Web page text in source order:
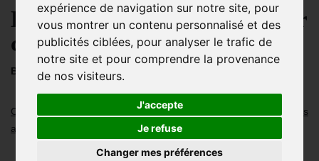
expérience de navigation sur notre site, pour
vous montrer un contenu personnalisé et des
publicités ciblées, pour analyser le trafic de
notre site et pour comprendre la provenance
de nos visiteurs.
J'accepte
Je refuse
Changer mes préférences
Label-Broderie fournisseur
comité d'entreprises
BUDGETS A.S.C pour vos événements et oeuvres sociales
Comment utiliser votre budget des activités sociales et culturelles
autrement ?